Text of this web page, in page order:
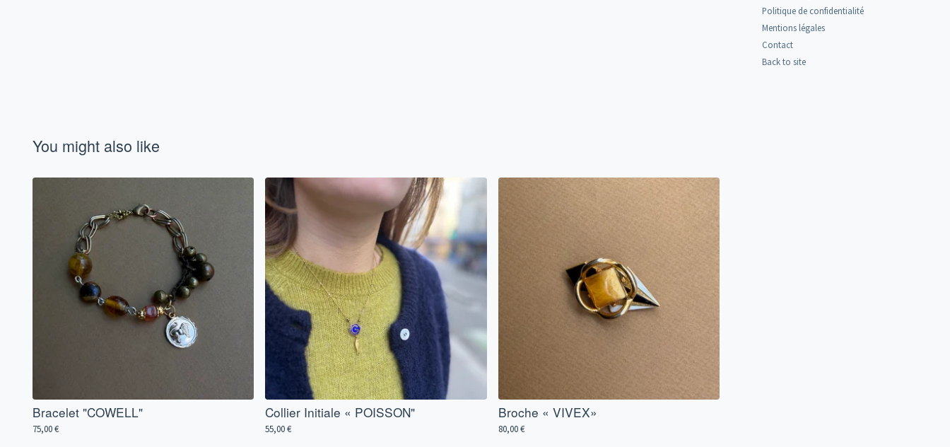
Politique de confidentialité
Mentions légales
Contact
Back to site
You might also like
Bracelet "COWELL"
75,00€
Collier Initiale « POISSON"
55,00€
Broche « VIVEX»
80,00€